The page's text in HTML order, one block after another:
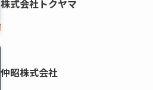
株式会社トクヤマ
仲昭株式会社